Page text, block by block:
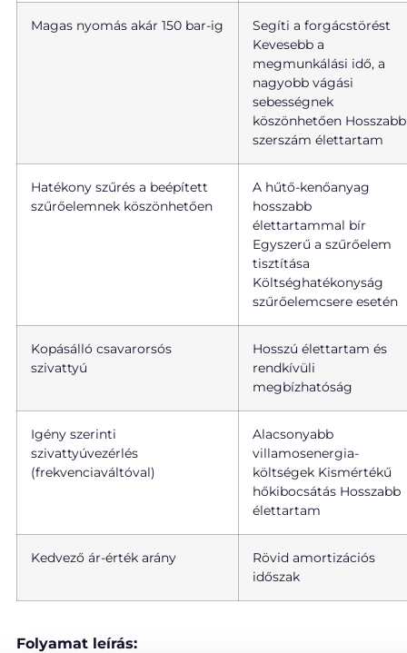
Magas nyomás akár 150 bar-ig
Segíti a forgácstörést
Kevesebb a
megmunkálási idő, a
nagyobb vágási
sebességnek
köszönhetően Hosszabb
szerszám élettartam
Hatékony szűrés a beépített
szűrőelemnek köszönhetően
A hűtő-kenőanyag
hosszabb
élettartammal bír
Egyszerű a szűrőelem
tisztítása
Költséghatékonyság
szűrőelemcsere esetén
Kopásálló csavarorsós
szivattyú
Hosszú élettartam és
rendkívüli
megbízhatóság
Igény szerinti
szivattyúvezérlés
(frekvenciaváltóval)
Alacsonyabb
villamosenergia-
költségek Kismértékű
hőkibocsátás Hosszabb
élettartam
Kedvező ár-érték arány
Rövid amortizációs
időszak
Folyamat leírás: